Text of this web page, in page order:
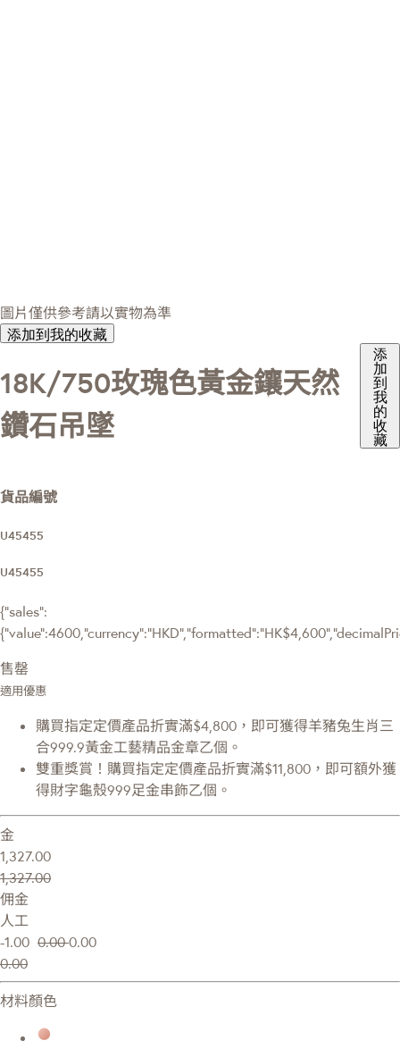
圖片僅供參考請以實物為準
添加到我的收藏
18K/750玫瑰色黃金鑲天然
鑽石吊墜
添
加
到
我
的
收
藏
貨品編號
U45455
U45455
{"sales":
售罄
適用優惠
購買指定定價產品折實滿$4,800，即可獲得羊豬兔生肖三
合999.9黃金工藝精品金章乙個。
雙重獎賞！購買指定定價產品折實滿$11,800，即可額外獲
得財字龜殼999足金串飾乙個。
金
1,327.00
1,327.00
佣金
人工
-1.00 0.000.00
0.00
材料顏色